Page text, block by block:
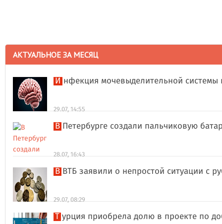
АКТУАЛЬНОЕ ЗА МЕСЯЦ
Инфекция мочевыделительной
29.07, 14:55
В Петербурге создали пальчиковую
28.07, 16:43
В ВТБ заявили о непростой ситуации с
29.07, 08:29
Турция приобрела долю в проекте по